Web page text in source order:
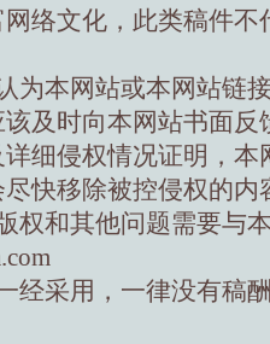
络文化，此类稿件不
为本网站或本网站链
及时向本网站书面反
细侵权情况证明，本
快移除被控侵权的内
权和其他问题需要与
经采用，一律没有稿